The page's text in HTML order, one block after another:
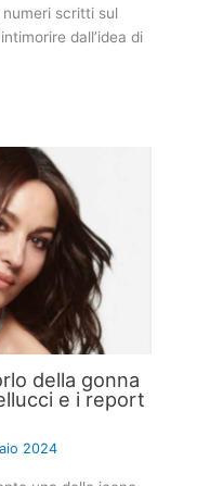
scritti sul
dall’idea di
della gonna
e i report
2024